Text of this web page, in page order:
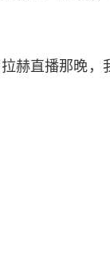
赫直播那晚，